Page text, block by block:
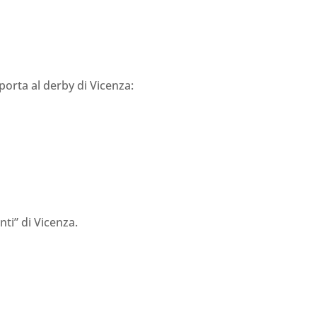
al derby di Vicenza:
di Vicenza.